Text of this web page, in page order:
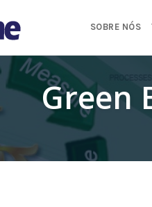
SOBRE NÓS
Green